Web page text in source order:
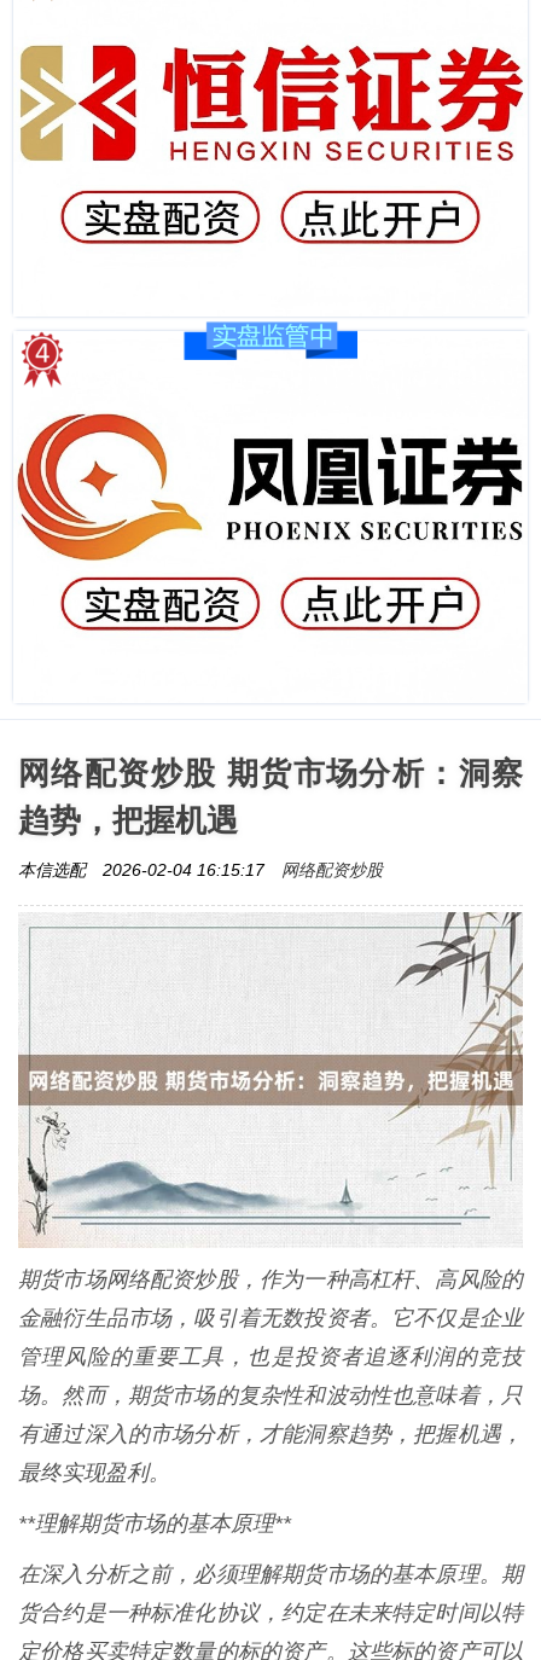
网络配资炒股 期货市场分析：洞察
趋势，把握机遇
本信选配 2026-02-04 16:15:17 网络配资炒股
期货市场网络配资炒股，作为一种高杠杆、高风险的
金融衍生品市场，吸引着无数投资者。它不仅是企业
管理风险的重要工具，也是投资者追逐利润的竞技
场。然而，期货市场的复杂性和波动性也意味着，只
有通过深入的市场分析，才能洞察趋势，把握机遇，
最终实现盈利。
**理解期货市场的基本原理**
在深入分析之前，必须理解期货市场的基本原理。期
货合约是一种标准化协议，约定在未来特定时间以特
定价格买卖特定数量的标的资产。这些标的资产可以